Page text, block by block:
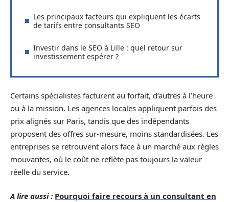
Les principaux facteurs qui expliquent les écarts
de tarifs entre consultants SEO
Investir dans le SEO à Lille : quel retour sur
investissement espérer ?
Certains spécialistes facturent au forfait, d’autres à l’heure
ou à la mission. Les agences locales appliquent parfois des
prix alignés sur Paris, tandis que des indépendants
proposent des offres sur-mesure, moins standardisées. Les
entreprises se retrouvent alors face à un marché aux règles
mouvantes, où le coût ne reflète pas toujours la valeur
réelle du service.
A lire aussi : Pourquoi faire recours à un consultant en